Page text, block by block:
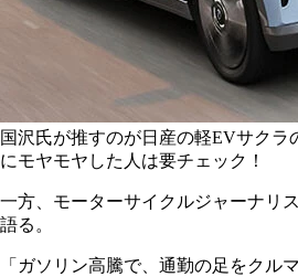
国沢氏が推すのが日産の軽EVサクラ
にモヤモヤした人は要チェック！
一方、モーターサイクルジャーナリ
語る。
「ガソリン高騰で、通勤の足をクル